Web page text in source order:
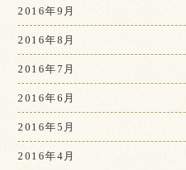
2016年9月
2016年8月
2016年7月
2016年6月
2016年5月
2016年4月